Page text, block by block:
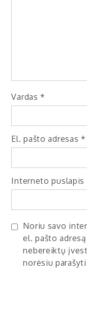
Vardas *
El. pašto adresas *
Interneto puslapis
Noriu savo
el. pašto
nebereiktų
norėsiu